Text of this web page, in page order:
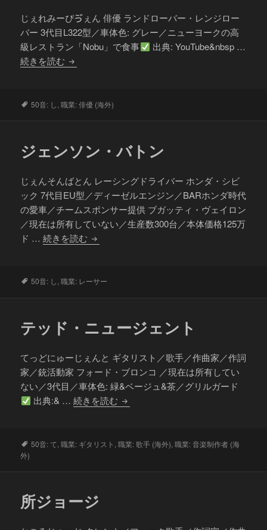
じぇれみーぴゔぇん 俳優 ランドローバー・レンジロー
バー 3代目L322型／車体色: グレー／ニューヨークの高
級レストラン「Nobu」で食事
出典: YouTube&nbsp …
続きを読む ジ
ミ
ヴ
ェ
ン
タ
50音: し,職業: 俳優 (海外)
ジェンソン・バトン
じぇんそんばとん レーシングドライバー ホンダ・シビ
ック 7代目EU型／ディーゼルエンジン／BARホンダ時代
の愛車／チームスポンサー提供 ブガッティ・ヴェイロン
／現在は所有していない／生産数300台／本体価格125万
ド …続きを読む ジ
ソ
ト
ン
タ
50音: し,職業: レーサー
テッド・ニュージェント
てっどにゅーじぇんと ギタリスト／歌手／作曲家／作詞
家／銃活動家 フォード・ブロンコ ／現在は所有してい
ない／3代目／車体色: 緑&ベージュ&茶／グリルガード
出典:& … 続きを読む テ
ニ
タ
50音: て,職業: ギタリスト ,職業: 歌手 (海外),職業: 音楽制作者 (海
外)
所ジョージ